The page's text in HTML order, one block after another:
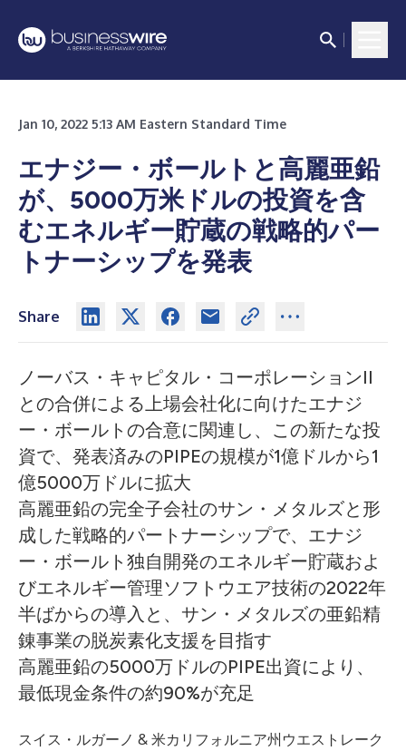
Jan 10, 2022 5:13 AM Eastern Standard Time
エナジー・ボールトと高麗亜鉛
が、5000万米ドルの投資を含
むエネルギー貯蔵の戦略的パー
トナーシップを発表
Share
ノーバス・キャピタル・コーポレーションII
との合併による上場会社化に向けたエナジ
ー・ボールトの合意に関連し、この新たな投
資で、発表済みのPIPEの規模が1億ドルから1
億5000万ドルに拡大
高麗亜鉛の完全子会社のサン・メタルズと形
成した戦略的パートナーシップで、エナジ
ー・ボールト独自開発のエネルギー貯蔵およ
びエネルギー管理ソフトウエア技術の2022年
半ばからの導入と、サン・メタルズの亜鉛精
錬事業の脱炭素化支援を目指す
高麗亜鉛の5000万ドルのPIPE出資により、
最低現金条件の約90%が充足
スイス・ルガーノ & 米カリフォルニア州ウエストレーク